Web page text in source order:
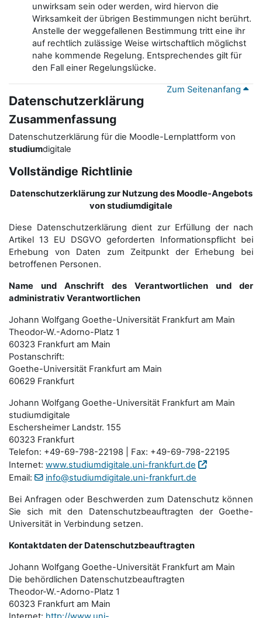
unwirksam sein oder werden, wird hiervon die
Wirksamkeit der übrigen Bestimmungen nicht berührt.
Anstelle der weggefallenen Bestimmung tritt eine ihr
auf rechtlich zulässige Weise wirtschaftlich möglichst
nahe kommende Regelung. Entsprechendes gilt für
den Fall einer Regelungslücke.
Zum Seitenanfang
Datenschutzerklärung
Zusammenfassung
Datenschutzerklärung für die Moodle-Lernplattform von
studiumdigitale
Vollständige Richtlinie
Datenschutzerklärung zur Nutzung des Moodle-Angebots
von studiumdigitale
Diese Datenschutzerklärung dient zur Erfüllung der nach
Artikel 13 EU DSGVO geforderten Informationspflicht bei
Erhebung von Daten zum Zeitpunkt der Erhebung bei
betroffenen Personen.
Name und Anschrift des Verantwortlichen und der
administrativ Verantwortlichen
Johann Wolfgang Goethe-Universität Frankfurt am Main
Theodor-W.-Adorno-Platz 1
60323 Frankfurt am Main
Postanschrift:
Goethe-Universität Frankfurt am Main
60629 Frankfurt
Johann Wolfgang Goethe-Universität Frankfurt am Main
studiumdigitale
Eschersheimer Landstr. 155
60323 Frankfurt
Telefon: +49-69-798-22198 | Fax: +49-69-798-22195
Internet: www.studiumdigitale.uni-frankfurt.de
Email:
info@studiumdigitale.uni-frankfurt.de
Bei Anfragen oder Beschwerden zum Datenschutz können
Sie sich mit den Datenschutz­beauftragten der Goethe-
Universität in Verbindung setzen.
Kontaktdaten der Datenschutzbeauftragten
Johann Wolfgang Goethe-Universität Frankfurt am Main
Die behördlichen Datenschutzbeauftragten
Theodor-W.-Adorno-Platz 1
60323 Frankfurt am Main